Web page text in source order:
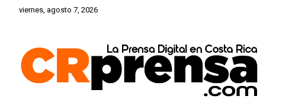
viernes, agosto 7, 2026